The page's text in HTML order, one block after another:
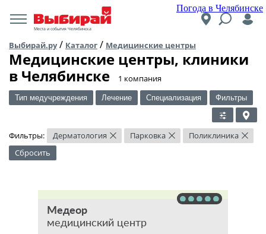
Погода в Челябинске
Места и события Челябинска
Выбирай.ру/ Каталог / Медицинские центры
Медицинские центры, клиники
в Челябинске
​1 компания
Тип медучреждения Лечение Специализация Фильтры
Фильтры: Дерматология × Парковка × Поликлиника ×
Сбросить
Медеор
медицинский центр